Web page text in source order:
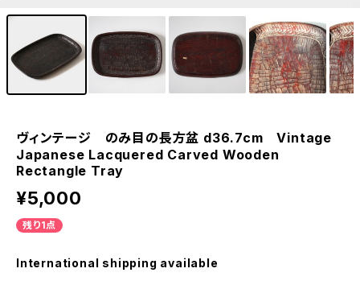
ヴィンテージ のみ目の長方盆 d36.7cm Vintage
Japanese Lacquered Carved Wooden
Rectangle Tray
¥5,000
残り1点
International shipping available